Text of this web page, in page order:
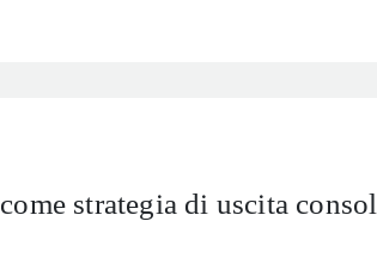
strategia di uscita